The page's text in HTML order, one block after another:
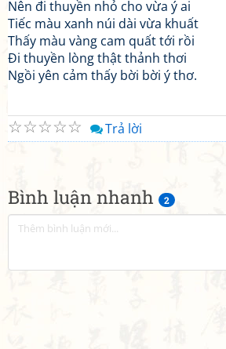
Bình luận nhanh 2
Nên đi thuyền nhỏ cho vừa ý ai
Tiếc màu xanh núi dài vừa khuất
Thấy màu vàng cam quất tới rồi
Đi thuyền lòng thật thảnh thơi
Ngồi yên cảm thấy bời bời ý thơ.
☆
☆
☆
☆
☆ Trả lời